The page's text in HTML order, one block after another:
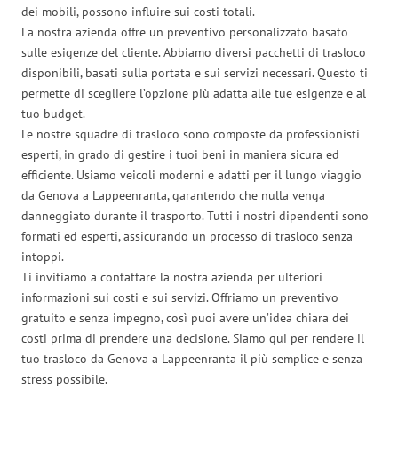
dei mobili, possono influire sui costi totali.
La nostra azienda offre un preventivo personalizzato basato
sulle esigenze del cliente. Abbiamo diversi pacchetti di trasloco
disponibili, basati sulla portata e sui servizi necessari. Questo ti
permette di scegliere l’opzione più adatta alle tue esigenze e al
tuo budget.
Le nostre squadre di trasloco sono composte da professionisti
esperti, in grado di gestire i tuoi beni in maniera sicura ed
efficiente. Usiamo veicoli moderni e adatti per il lungo viaggio
da Genova a Lappeenranta, garantendo che nulla venga
danneggiato durante il trasporto. Tutti i nostri dipendenti sono
formati ed esperti, assicurando un processo di trasloco senza
intoppi.
Ti invitiamo a contattare la nostra azienda per ulteriori
informazioni sui costi e sui servizi. Offriamo un preventivo
gratuito e senza impegno, così puoi avere un’idea chiara dei
costi prima di prendere una decisione. Siamo qui per rendere il
tuo trasloco da Genova a Lappeenranta il più semplice e senza
stress possibile.